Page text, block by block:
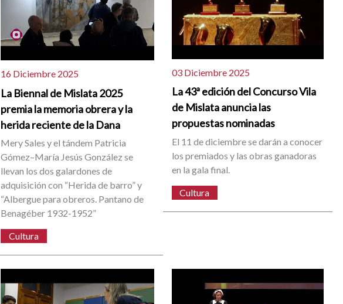
16 Diciembre 2025
La Biennal de Mislata 2025
premia la memoria obrera y la
herida reciente de la Dana
Mery Sales y el tándem Patricia
Gómez–María Jesús González se
llevan los dos galardones de
adquisición con “Herida de barro” y
“Albergue para obreros. Pantano de
Benagéber 1932-1952”
Cultura
03 Diciembre 2025
La 43ª edición del Concurso Vila
de Mislata anuncia las
propuestas nominadas
El 11 de diciembre se darán a conocer
los premiados y las obras ganadoras
en la gala final.
Cultura